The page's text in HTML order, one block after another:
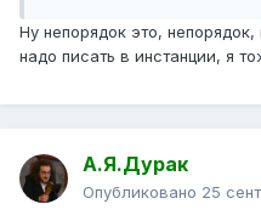
Ну непорядок это,
надо писать в инстанции, я
А.Я.Дурак
Опубликовано 25